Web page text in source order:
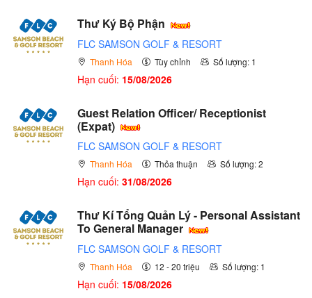
Thư Ký Bộ Phận
FLC SAMSON GOLF & RESORT
Thanh Hóa Tùy chỉnh Số lượng: 1
Hạn cuối: 15/08/2026
Guest Relation Officer/ Receptionist
(Expat)
FLC SAMSON GOLF & RESORT
Thanh Hóa Thỏa thuận Số lượng: 2
Hạn cuối: 31/08/2026
Thư Kí Tổng Quản Lý - Personal Assistant
To General Manager
FLC SAMSON GOLF & RESORT
Thanh Hóa 12 - 20 triệu Số lượng: 1
Hạn cuối: 15/08/2026